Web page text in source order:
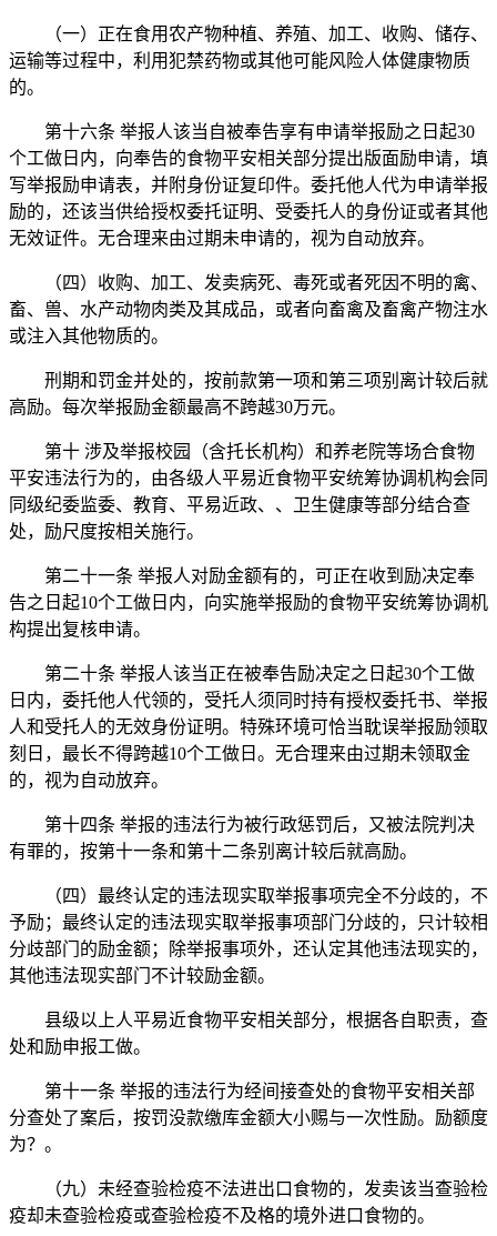
（一）正在食用农产物种植、养殖、加工、收购、储存、
运输等过程中，利用犯禁药物或其他可能风险人体健康物质
的。
第十六条 举报人该当自被奉告享有申请举报励之日起30
个工做日内，向奉告的食物平安相关部分提出版面励申请，填
写举报励申请表，并附身份证复印件。委托他人代为申请举报
励的，还该当供给授权委托证明、受委托人的身份证或者其他
无效证件。无合理来由过期未申请的，视为自动放弃。
（四）收购、加工、发卖病死、毒死或者死因不明的禽、
畜、兽、水产动物肉类及其成品，或者向畜禽及畜禽产物注水
或注入其他物质的。
刑期和罚金并处的，按前款第一项和第三项别离计较后就
高励。每次举报励金额最高不跨越30万元。
第十 涉及举报校园（含托长机构）和养老院等场合食物
平安违法行为的，由各级人平易近食物平安统筹协调机构会同
同级纪委监委、教育、平易近政、、卫生健康等部分结合查
处，励尺度按相关施行。
第二十一条 举报人对励金额有的，可正在收到励决定奉
告之日起10个工做日内，向实施举报励的食物平安统筹协调机
构提出复核申请。
第二十条 举报人该当正在被奉告励决定之日起30个工做
日内，委托他人代领的，受托人须同时持有授权委托书、举报
人和受托人的无效身份证明。特殊环境可恰当耽误举报励领取
刻日，最长不得跨越10个工做日。无合理来由过期未领取金
的，视为自动放弃。
第十四条 举报的违法行为被行政惩罚后，又被法院判决
有罪的，按第十一条和第十二条别离计较后就高励。
（四）最终认定的违法现实取举报事项完全不分歧的，不
予励；最终认定的违法现实取举报事项部门分歧的，只计较相
分歧部门的励金额；除举报事项外，还认定其他违法现实的，
其他违法现实部门不计较励金额。
县级以上人平易近食物平安相关部分，根据各自职责，查
处和励申报工做。
第十一条 举报的违法行为经间接查处的食物平安相关部
分查处了案后，按罚没款缴库金额大小赐与一次性励。励额度
为？。
（九）未经查验检疫不法进出口食物的，发卖该当查验检
疫却未查验检疫或查验检疫不及格的境外进口食物的。